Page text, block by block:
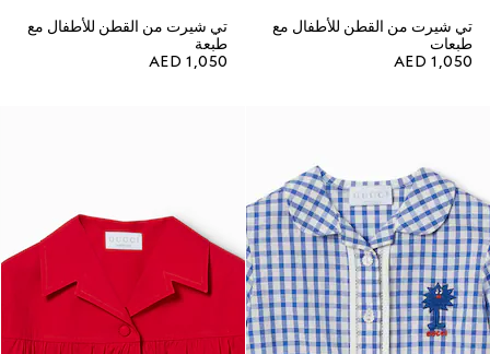
تي شيرت من القطن للأطفال مع
طبعات
AED 1,050
تي شيرت من القطن للأطفال مع
طبعة
AED 1,050